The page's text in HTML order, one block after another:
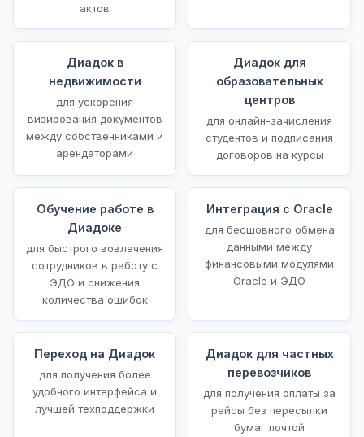
актов
Диадок в
недвижимости
для ускорения
визирования документов
между собственниками и
арендаторами
Диадок для
образовательных
центров
для онлайн-зачисления
студентов и подписания
договоров на курсы
Обучение работе в
Диадоке
для быстрого вовлечения
сотрудников в работу с
ЭДО и снижения
количества ошибок
Интеграция с Oracle
для бесшовного обмена
данными между
финансовыми модулями
Oracle и ЭДО
Переход на Диадок
для получения более
удобного интерфейса и
лучшей техподдержки
Диадок для частных
перевозчиков
для получения оплаты за
рейсы без пересылки
бумаг почтой